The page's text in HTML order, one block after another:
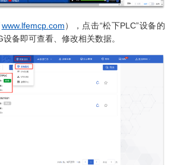
www.lfemcp.com），点击“松下PLC”设备的
备即可查看、修改相关数据。